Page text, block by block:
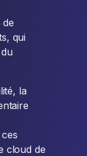
de
qui
la
cloud de